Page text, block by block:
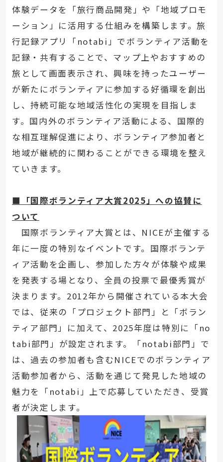
体験データを「旅行商品開発」や「地域プロモ
ーション」に活用する仕組みを構築します。旅
行記録アプリ「notabi」でボランティア活動を
記録・共有することで、マップ上やおすすめの
旅として画面表示され、興味を持ったユーザー
が新たにボランティアに参加する好循環を創出
し、持続可能な地域活性化の実現を目指しま
す。国内外のボランティア活動による、国際的
な相互理解促進により、ボランティア参加者と
地域が継続的に関わることができる環境を整え
ていきます。
■「国際ボランティア大賞2025」への協賛に
ついて
国際ボランティア大賞とは、NICEが主催する
年に一度の特別なイベントです。国際ボランテ
ィア活動を企画し、参加した方々が体験や成果
を発表する場となり、全員の投票で最優秀賞が
決まります。2012年から開催されている本大会
では、従来の「プロジェクト部門」と「ボラン
ティア部門」に加えて、2025年度は特別に「no
tabi部門」が設定されます。「notabi部門」で
は、過去の参加者も含むNICEでのボランティア
活動参加者から、活動を通じて発見した地域の
魅力を「notabi」上で応募していただき、受賞
者が決定します。